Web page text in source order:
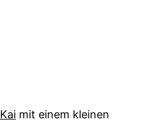
Kai mit einem kleinen